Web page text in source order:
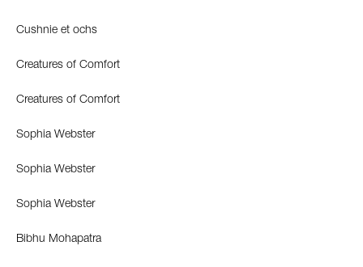
Cushnie et ochs
Creatures of Comfort
Creatures of Comfort
Sophia Webster
Sophia Webster
Sophia Webster
Bibhu Mohapatra